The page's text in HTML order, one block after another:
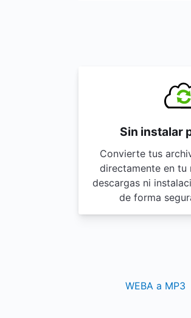
Sin instalar
Convierte tus
directamente en
descargas ni
de forma
WEBA a MP3